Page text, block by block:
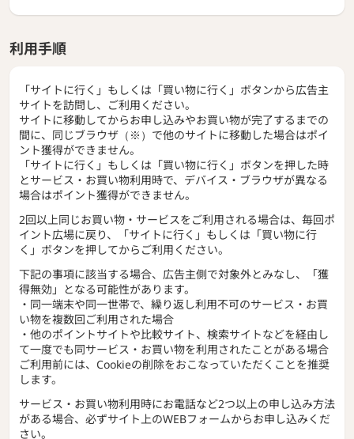
利用手順
「サイトに行く」もしくは「買い物に行く」ボタンから広告主
サイトを訪問し、ご利用ください。
サイトに移動してからお申し込みやお買い物が完了するまでの
間に、同じブラウザ（※）で他のサイトに移動した場合はポイ
ント獲得ができません。
「サイトに行く」もしくは「買い物に行く」ボタンを押した時
とサービス・お買い物利用時で、デバイス・ブラウザが異なる
場合はポイント獲得ができません。
2回以上同じお買い物・サービスをご利用される場合は、毎回ポ
イント広場に戻り、「サイトに行く」もしくは「買い物に行
く」ボタンを押してからご利用ください。
下記の事項に該当する場合、広告主側で対象外とみなし、「獲
得無効」となる可能性があります。
・同一端末や同一世帯で、繰り返し利用不可のサービス・お買
い物を複数回ご利用された場合
・他のポイントサイトや比較サイト、検索サイトなどを経由し
て一度でも同サービス・お買い物を利用されたことがある場合
ご利用前には、Cookieの削除をおこなっていただくことを推奨
します。
サービス・お買い物利用時にお電話など2つ以上の申し込み方法
がある場合、必ずサイト上のWEBフォームからお申し込みくだ
さい。